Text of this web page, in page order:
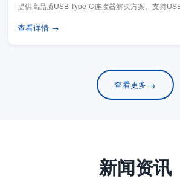
提供高品质USB Type-C连接器解决方案。支持
查看详情 →
查看更多→
新闻资讯